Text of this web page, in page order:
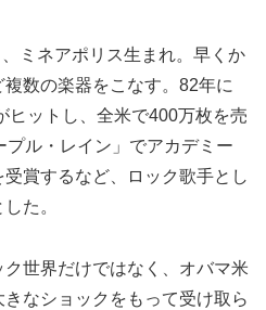
ミネアポリス生まれ。早くか
数の楽器をこなす。82年に
ヒットし、全米で400万枚を売
プル・レイン」でアカデミー
賞するなど、ロック歌手とし
た。
世界だけではなく、オバマ米
なショックをもって受け取ら